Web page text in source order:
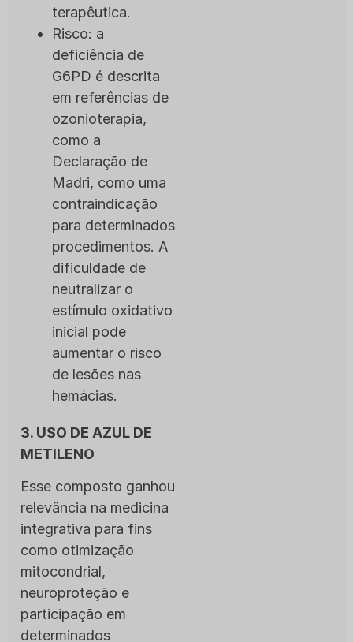
terapêutica.
Risco: a
deficiência de
G6PD é descrita
em referências de
ozonioterapia,
como a
Declaração de
Madri, como uma
contraindicação
para determinados
procedimentos. A
dificuldade de
neutralizar o
estímulo oxidativo
inicial pode
aumentar o risco
de lesões nas
hemácias.
3. USO DE AZUL DE
METILENO
Esse composto ganhou
relevância na medicina
integrativa para fins
como otimização
mitocondrial,
neuroproteção e
participação em
determinados